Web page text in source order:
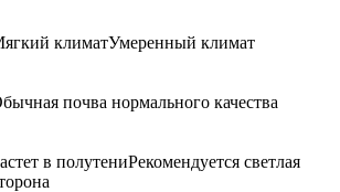
климатУмеренный климат
почва нормального качества
в полутениРекомендуется светлая